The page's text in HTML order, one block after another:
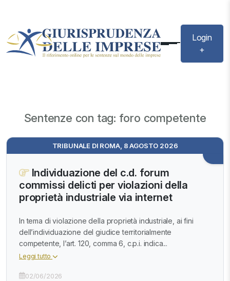
Login
+
Sentenze con tag: foro competente
TRIBUNALE DI ROMA, 8 AGOSTO 2026
Individuazione del c.d. forum
commissi delicti per violazioni della
proprietà industriale via internet
In tema di violazione della proprietà industriale, ai fini
dell’individuazione del giudice territorialmente
competente, l’art. 120, comma 6, c.p.i. indica...
Leggi tutto
02/06/2026